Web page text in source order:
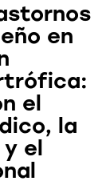
en
el
la
el